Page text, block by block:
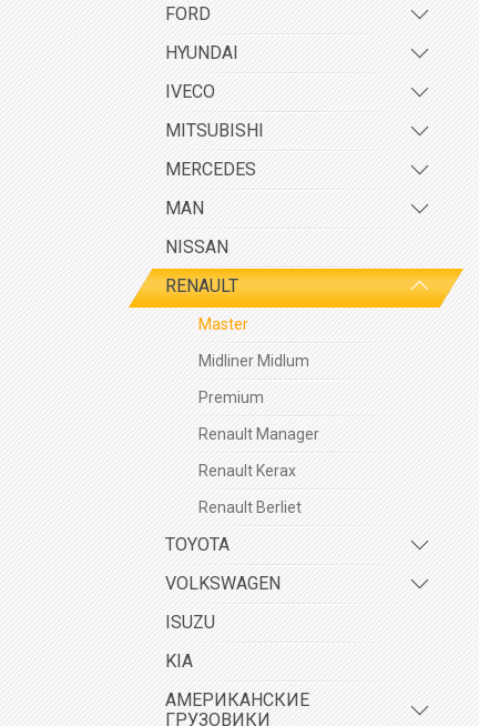
FORD
HYUNDAI
IVECO
MITSUBISHI
MERCEDES
MAN
NISSAN
RENAULT
Master
Midliner Midlum
Premium
Renault Manager
Renault Kerax
Renault Berliet
TOYOTA
VOLKSWAGEN
ISUZU
KIA
АМЕРИКАНСКИЕ
ГРУЗОВИКИ